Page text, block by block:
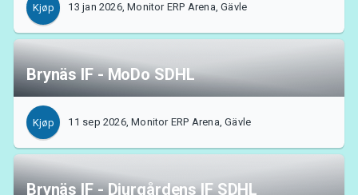
MyTickster
Kjøp 13 jan 2026, Monitor ERP Arena, Gävle
Brynäs IF - MoDo SDHL
Kjøp 11 sep 2026, Monitor ERP Arena, Gävle
Brynäs IF - Djurgårdens IF SDHL